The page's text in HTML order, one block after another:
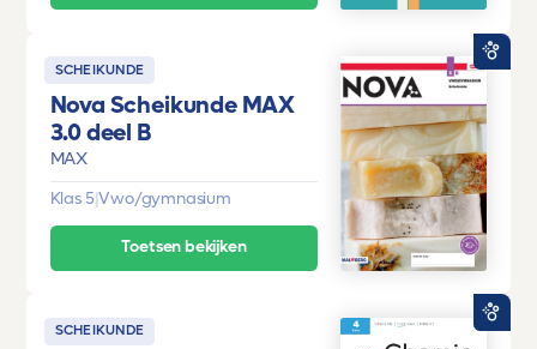
SCHEIKUNDE
Nova Scheikunde MAX
3.0 deel B
MAX
Klas 5|Vwo/gymnasium
Toetsen bekijken
SCHEIKUNDE